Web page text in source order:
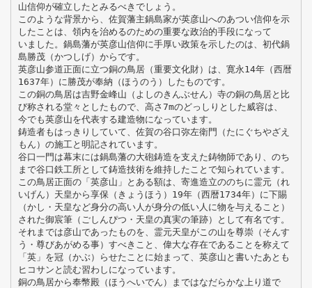
山信仰が確立したとみるべきでしょう。
このような背景から、佐賀藩主鍋島家が英彦山へのあつい信仰を示
したことは、領内を治めるのための重要な政治的手段になって
いました。鍋島藩が英彦山信仰に手厚い政策を示したのは、初代鍋
島勝茂（かつしげ）からです。
英彦山参道正面に立つ銅の鳥居（重要文化財）は、寛永14年（西暦
1637年）に勝茂が奉納（ほうのう）したものです。
この銅の鳥居は吉野金峰山（よしのきんぶせん）寺の銅の鳥居と比
び称される堂々としたもので、高さ7mのどっしりとした威容は、
今でも英彦山を代表する建造物になっています。
鋳造者もはっきりしていて、佐賀の谷口弥左衛門（たにぐちやざえ
もん）の施工と明記されています。
谷口一門は幕末には鍋島藩の大砲鋳造を支えた鋳物師であり、のち
まで谷口鉄工所として鋳造技術を維持したことで知られています。
この鳥居正面の「英彦山」とある額は、寄進造立ののちに霊元（れ
いげん）天皇から享保（きょうほう）19年（西暦1734年）に下賜
（かし・天皇など身分の高い人が身分の低い人に物を与えること）
された御宸筆（ごしんぴつ・天皇の真実の筆跡）として有名です。
それまでは彦山であったものを、霊元天皇がこの山を尊崇（そんす
う・尊びあがめる事）すべきこと、偉大な存在であることを称えて
「英」を冠（かぶ）らせたことに始まって、英彦山と書いたあとも
ヒコサンと読む習わしになっています。
銅の鳥居から奉幣殿（ほうへいでん）まではなだらかな上り道で